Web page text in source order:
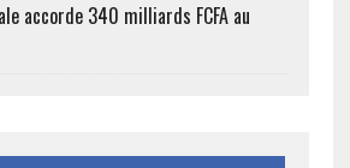
accorde 340 milliards FCFA au